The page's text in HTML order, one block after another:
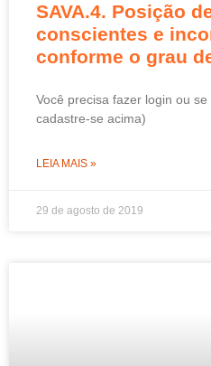
SAVA.4. Posição
conscientes e
conforme o grau
Você precisa fazer login ou
cadastre-se acima)
LEIA MAIS »
29 de agosto de 2019